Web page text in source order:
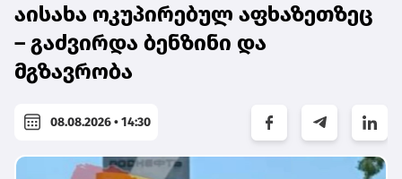
აისახა ოკუპირებულ აფხაზეთზეც
– გაძვირდა ბენზინი და
მგზავრობა
08.08.2026 • 14:30